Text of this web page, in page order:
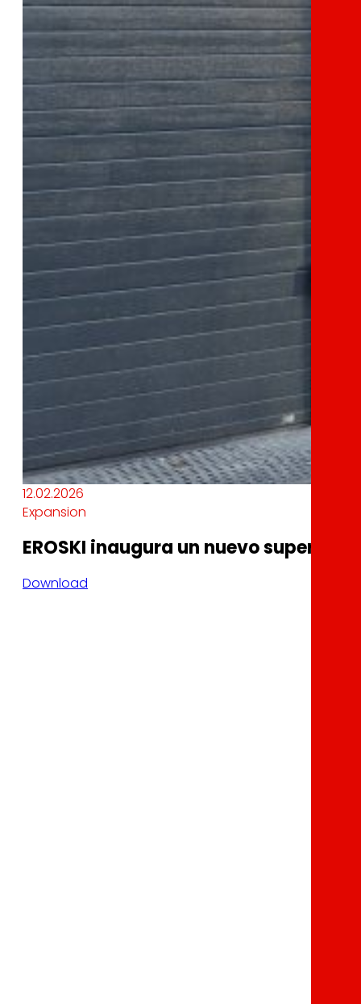
12.02.2026
Expansion
EROSKI inaugura un nuevo
Download